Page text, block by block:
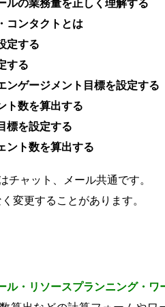
コンタクトとは
定する
する
ンゲージメント目標を設定する
ト数を算出する
標を設定する
ント数を算出する
チャット、メール共通です。
変更することがあります。
ル・リソースプランニング・ワ